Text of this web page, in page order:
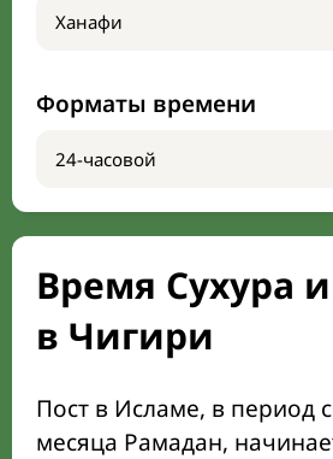
Форматы времени
Время Сухура
в Чигири
Пост в Исламе, в период
месяца Рамадан,